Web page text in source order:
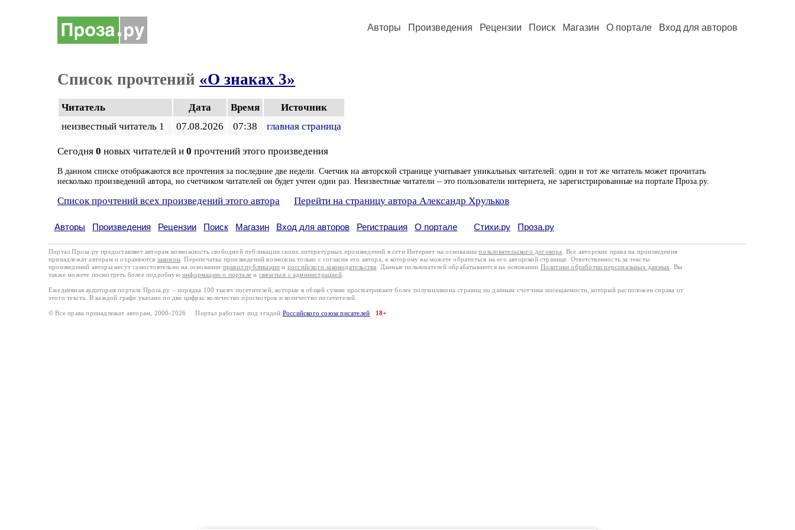
Авторы Произведения Рецензии Поиск Магазин О портале Вход для авторов
Список прочтений «О знаках 3»
Читатель Дата Время
Источник
неизвестный читатель 1
07.08.2026 07:38 главная страница
Сегодня 0 новых читателей и 0 прочтений этого произведения
В данном списке отображаются все прочтения за последние две недели. Счетчик на авторской странице учитывает уникальных читателей: один и тот же читатель может прочитать
несколько произведений автора, но счетчиком читателей он будет учтен один раз. Неизвестные читатели – это пользователи интернета, не зарегистрированные на портале Проза.ру.
Список прочтений всех произведений этого автора Перейти на страницу автора Александр Хрульков
Авторы Произведения Рецензии Поиск Магазин Вход для авторов Регистрация О портале Стихи.ру Проза.ру
Портал Проза.ру предоставляет авторам возможность свободной публикации своих литературных произведений в сети Интернет на основаниипользовательского договора
. Все авторские права на произведения
принадлежат авторам и охраняются законом . Перепечатка произведений возможна только с согласия его автора, к которому вы можете обратиться на его авторской странице. Ответственность за тексты
произведений авторы несут самостоятельно на основании правил публикации и российского законодательства . Данные пользователей обрабатываются на основании Политики обработки персональных данных
. Вы
также можете посмотреть более подробную информацию о портале и связаться с администрацией.
Ежедневная аудитория портала Проза.ру – порядка 100 тысяч посетителей, которые в общей сумме просматривают более полумиллиона страниц по данным счетчика посещаемости, который расположен справа от
этого текста. В каждой графе указано по две цифры: количество просмотров и количество посетителей.
© Все права принадлежат авторам, 2000-2026 Портал работает под эгидой Российского союза писателей 18+